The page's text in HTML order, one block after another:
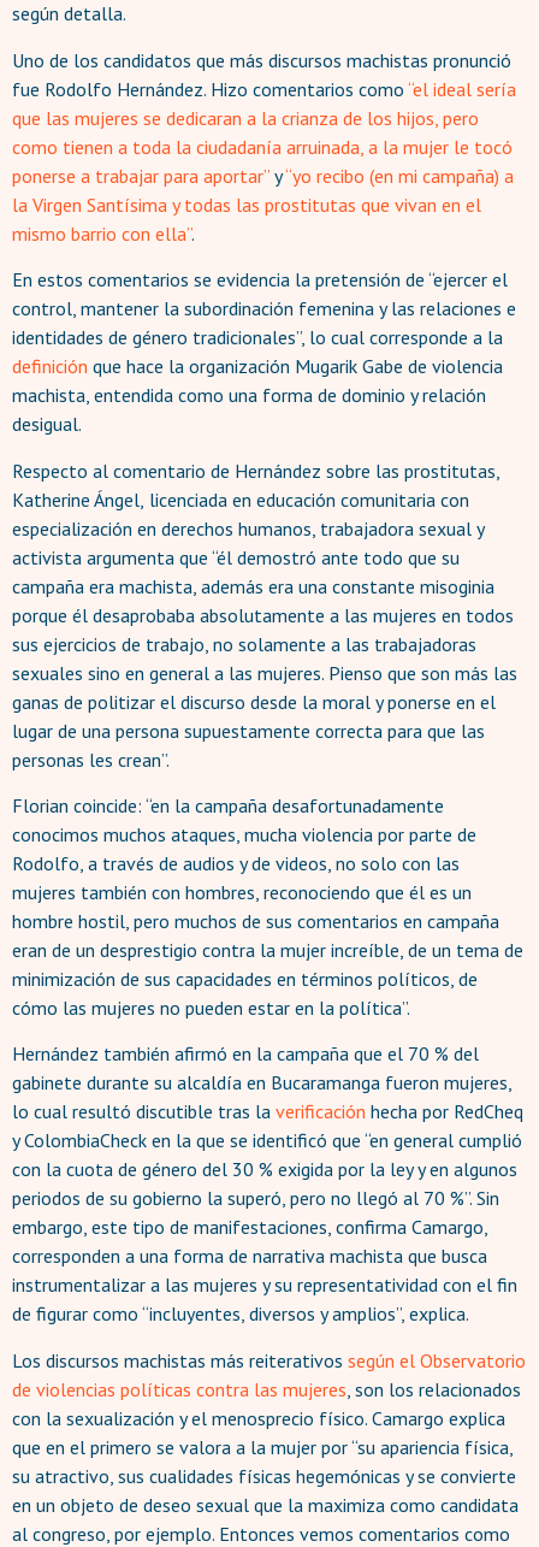
según detalla.
Uno de los candidatos que más discursos machistas pronunció
fue Rodolfo Hernández. Hizo comentarios como “el ideal sería
que las mujeres se dedicaran a la crianza de los hijos, pero
como tienen a toda la ciudadanía arruinada, a la mujer le tocó
ponerse a trabajar para aportar” y“yo recibo (en mi campaña) a
la Virgen Santísima y todas las prostitutas que vivan en el
mismo barrio con ella”.
En estos comentarios se evidencia la pretensión de “ejercer el
control, mantener la subordinación femenina y las relaciones e
identidades de género tradicionales”, lo cual corresponde a la
definición que hace la organización Mugarik Gabe de violencia
machista, entendida como una forma de dominio y relación
desigual.
Respecto al comentario de Hernández sobre las prostitutas,
Katherine Ángel, licenciada en educación comunitaria con
especialización en derechos humanos, trabajadora sexual y
activista argumenta que “él demostró ante todo que su
campaña era machista, además era una constante misoginia
porque él desaprobaba absolutamente a las mujeres en todos
sus ejercicios de trabajo, no solamente a las trabajadoras
sexuales sino en general a las mujeres. Pienso que son más las
ganas de politizar el discurso desde la moral y ponerse en el
lugar de una persona supuestamente correcta para que las
personas les crean”.
Florian coincide: “en la campaña desafortunadamente
conocimos muchos ataques, mucha violencia por parte de
Rodolfo, a través de audios y de videos, no solo con las
mujeres también con hombres, reconociendo que él es un
hombre hostil, pero muchos de sus comentarios en campaña
eran de un desprestigio contra la mujer increíble, de un tema de
minimización de sus capacidades en términos políticos, de
cómo las mujeres no pueden estar en la política”.
Hernández también afirmó en la campaña que el 70 % del
gabinete durante su alcaldía en Bucaramanga fueron mujeres,
lo cual resultó discutible tras la verificación hecha por RedCheq
y ColombiaCheck en la que se identificó que “en general cumplió
con la cuota de género del 30 % exigida por la ley y en algunos
periodos de su gobierno la superó, pero no llegó al 70 %”. Sin
embargo, este tipo de manifestaciones, confirma Camargo,
corresponden a una forma de narrativa machista que busca
instrumentalizar a las mujeres y su representatividad con el fin
de figurar como “incluyentes, diversos y amplios”, explica.
Los discursos machistas más reiterativos según el Observatorio
de violencias políticas contra las mujeres , son los relacionados
con la sexualización y el menosprecio físico. Camargo explica
que en el primero se valora a la mujer por “su apariencia física,
su atractivo, sus cualidades físicas hegemónicas y se convierte
en un objeto de deseo sexual que la maximiza como candidata
al congreso, por ejemplo. Entonces vemos comentarios como